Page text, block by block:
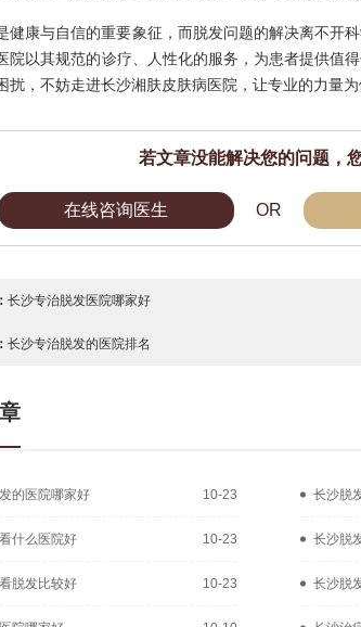
健康与自信的重要象征，而脱发问题的解决离不开
院以其规范的诊疗、人性化的服务，为患者提供值
扰，不妨走进长沙湘肤皮肤病医院，让专业的力量为
若文章没能解决您的问题，
在线咨询医生 OR
长沙专治脱发医院哪家好
长沙专治脱发的医院排名
的医院哪家好 10-23 长沙脱
什么医院好 10-23 长沙脱
脱发比较好 10-23 长沙脱